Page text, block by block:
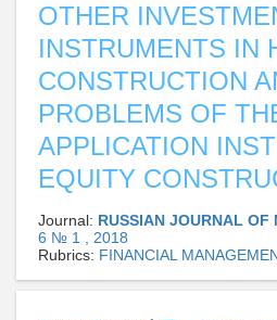
OTHER
INSTRUMENTS IN
CONSTRUCTION
PROBLEMS OF
APPLICATION
EQUITY
Journal: RUSSIAN JOURNAL OF
6 № 1 , 2018
Rubrics: FINANCIAL